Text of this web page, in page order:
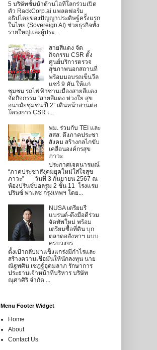
5 บริษัทชั้นนำด้านไอทีโลกร่วมเปิด
ตัว RackCorp.ai แพลตฟอร์ม
อธิปไตยของปัญญาประดิษฐ์ครั้งแรก
ในไทย (Sovereign AI) ช่วยธุรกิจทั้ง
รายใหญ่และผู้ประ...
สายสีแดง จัด
กิจกรรม CSR ตั้ง
ศูนย์บริการตรวจ
สุขภาพนอกสถานที่
พร้อมมอบรถเข็นวีล
แชร์ 9 คัน ให้แก่
ชุมชน รถไฟฟ้าชานเมืองสายสีแดง
จัดกิจกรรม “สายสีแดง ห่วงใย สุข
อนามัยชุมชน ปี 2” เดินหน้าสานต่อ
โครงการ CSR เ...
พม. ร่วมกับ TEI และ
สสส. ดึงภาคประชา
สังคม สร้างกลไกขับ
เคลื่อนองค์กรสุข
ภาวะ
ประกาศเจตนารมณ์
“ภาคประชาสังคมยุคใหม่ใส่ใจสุข
ภาวะ” วันที่ 3 กันยายน 2567 ณ
ห้องปรินซ์บอลรูม 2 ชั้น 11 โรงแรม
ปรินซ์ พาเลซ กรุงเทพฯ โดย...
NUSA เตรียมรี
แบรนด์-ดึงมือดีร่วม
จัดทัพใหม่ พร้อม
เตรียมซื้อที่ดิน บุก
ตลาดอสังหาฯ แบบ
ครบวงจร
ตั้งเป้ากลับมาแข็งแกร่งมีกำไรและ
สร้างความเชื่อมั่นให้นักลงทุน นาย
ณัฐพศิน เชฎฐ์อุดมลาภ รักษาการ
ประธานเจ้าหน้าที่บริหาร บริษัท
ณุศาศิริ จำกัด ...
Menu Footer Widget
Home
About
Contact Us